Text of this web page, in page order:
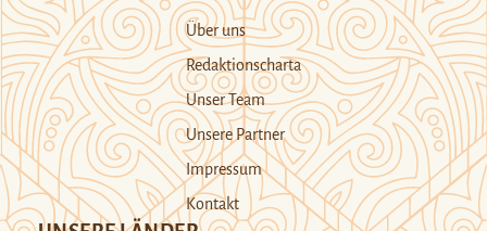
Über uns
Redaktionscharta
Unser Team
Unsere Partner
Impressum
Kontakt